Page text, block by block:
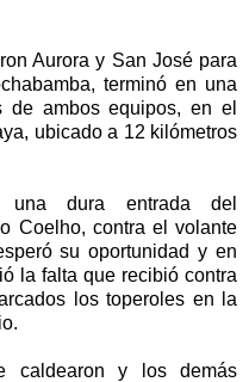
Aurora y San José para
terminó en una
de ambos equipos, en el
ubicado a 12 kilómetros
una dura entrada del
Coelho, contra el volante
su oportunidad y en
la falta que recibió contra
los toperoles en la
caldearon y los demás